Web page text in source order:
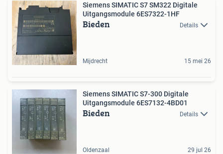
Siemens SIMATIC S7 SM322 Digitale
Uitgangsmodule 6ES7322-1HF
Bieden Details
Mijdrecht 15 mei 26
Siemens SIMATIC S7-300 Digitale
Uitgangsmodule 6ES7132-4BD01
Bieden Details
Oldenzaal 29 jul 26